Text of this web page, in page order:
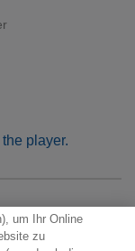
player.
um Ihr Online
zu